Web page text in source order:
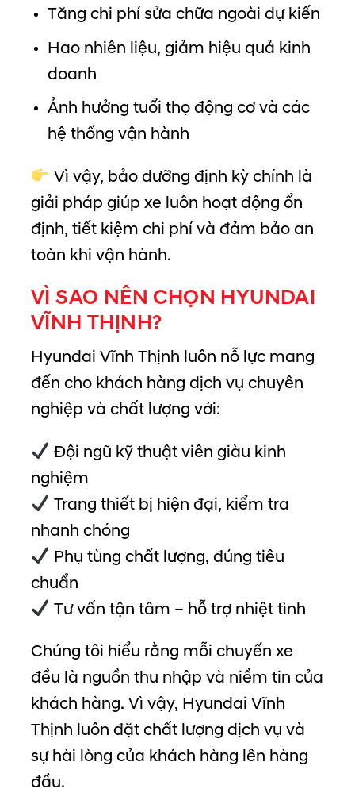
Tăng chi phí sửa chữa ngoài dự kiến
Hao nhiên liệu, giảm hiệu quả kinh
doanh
Ảnh hưởng tuổi thọ động cơ và các
hệ thống vận hành
Vì vậy, bảo dưỡng định kỳ chính là
giải pháp giúp xe luôn hoạt động ổn
định, tiết kiệm chi phí và đảm bảo an
toàn khi vận hành.
VÌ SAO NÊN CHỌN HYUNDAI
VĨNH THỊNH?
Hyundai Vĩnh Thịnh luôn nỗ lực mang
đến cho khách hàng dịch vụ chuyên
nghiệp và chất lượng với:
Đội ngũ kỹ thuật viên giàu kinh
nghiệm
Trang thiết bị hiện đại, kiểm tra
nhanh chóng
Phụ tùng chất lượng, đúng tiêu
chuẩn
Tư vấn tận tâm – hỗ trợ nhiệt tình
Chúng tôi hiểu rằng mỗi chuyến xe
đều là nguồn thu nhập và niềm tin của
khách hàng. Vì vậy, Hyundai Vĩnh
Thịnh luôn đặt chất lượng dịch vụ và
sự hài lòng của khách hàng lên hàng
đầu.